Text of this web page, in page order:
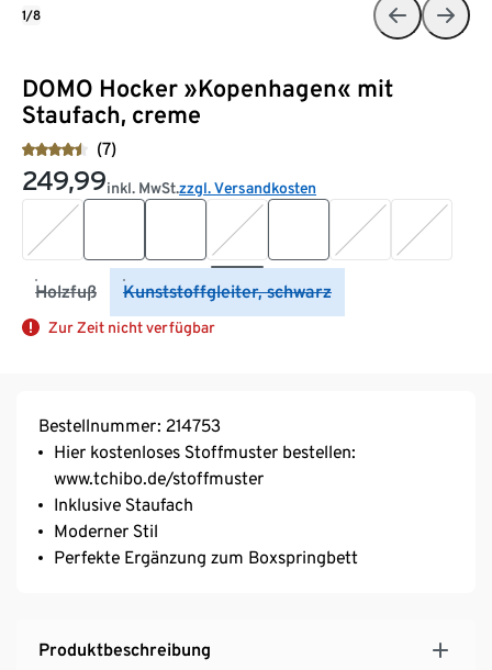
DOMO Hocker »Kopenhagen« mit
Staufach, creme
(7)
249,99inkl. MwSt.zzgl. Versandkosten
Holzfuß Kunststoffgleiter, schwarz
Zur Zeit nicht verfügbar
1/8
Bestellnummer: 214753
Hier kostenloses Stoffmuster bestellen:
www.tchibo.de/stoffmuster
Inklusive Staufach
Moderner Stil
Perfekte Ergänzung zum Boxspringbett
Produktbeschreibung